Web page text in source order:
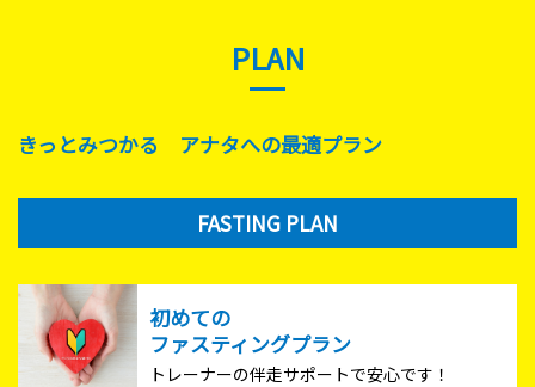
PLAN
きっとみつかる アナタへの最適プラン
FASTING PLAN
初めての
ファスティングプラン
トレーナーの伴走サポートで安心です！